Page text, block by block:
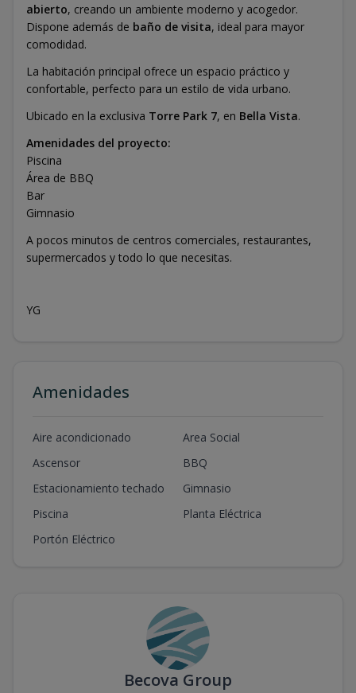
abierto, creando un ambiente moderno y acogedor.
Dispone además de baño de visita, ideal para mayor
comodidad.
La habitación principal ofrece un espacio práctico y
confortable, perfecto para un estilo de vida urbano.
Ubicado en la exclusiva Torre Park 7, en Bella Vista.
Amenidades del proyecto:
Piscina
Área de BBQ
Bar
Gimnasio
A pocos minutos de centros comerciales, restaurantes,
supermercados y todo lo que necesitas.
YG
Amenidades
Aire acondicionado
Area Social
Ascensor
BBQ
Estacionamiento techado
Gimnasio
Piscina
Planta Eléctrica
Portón Eléctrico
Becova Group